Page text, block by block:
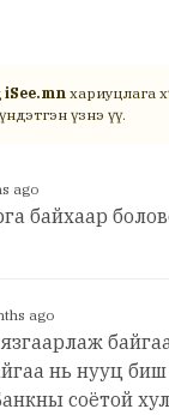
iSee.mn хариуцлага
үзнэ үү.
ago
байхаар
ago
нь нууц
соётой